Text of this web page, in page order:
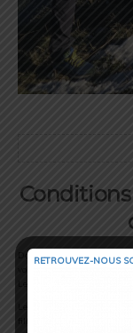
Déjà quelques mois que
RETROUVEZ-NOUS